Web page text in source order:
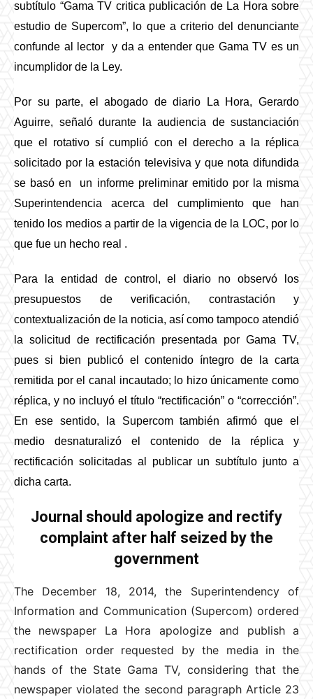
subtítulo “Gama TV critica publicación de La Hora sobre
estudio de Supercom”, lo que a criterio del denunciante
confunde al lector y da a entender que Gama TV es un
incumplidor de la Ley.
Por su parte, el abogado de diario La Hora, Gerardo
Aguirre, señaló durante la audiencia de sustanciación
que el rotativo sí cumplió con el derecho a la réplica
solicitado por la estación televisiva y que nota difundida
se basó en un informe preliminar emitido por la misma
Superintendencia acerca del cumplimiento que han
tenido los medios a partir de la vigencia de la LOC, por lo
que fue un hecho real .
Para la entidad de control, el diario no observó los
presupuestos de verificación, contrastación y
contextualización de la noticia, así como tampoco atendió
la solicitud de rectificación presentada por Gama TV,
pues si bien publicó el contenido íntegro de la carta
remitida por el canal incautado; lo hizo únicamente como
réplica, y no incluyó el título “rectificación” o “corrección”.
En ese sentido, la Supercom también afirmó que el
medio desnaturalizó el contenido de la réplica y
rectificación solicitadas al publicar un subtítulo junto a
dicha carta.
Journal should apologize and rectify
complaint after half seized by the
government
The December 18, 2014, the Superintendency of
Information and Communication (Supercom) ordered
the newspaper La Hora apologize and publish a
rectification order requested by the media in the
hands of the State Gama TV, considering that the
newspaper violated the second paragraph Article 23